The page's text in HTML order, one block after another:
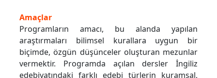
Amaçlar
Programların amacı, bu alanda yapılan
araştırmaları bilimsel kurallara uygun bir
biçimde, özgün düşünceler oluşturan mezunlar
vermektir. Programda açılan dersler İngiliz
edebiyatındaki farklı edebi türlerin kuramsal,